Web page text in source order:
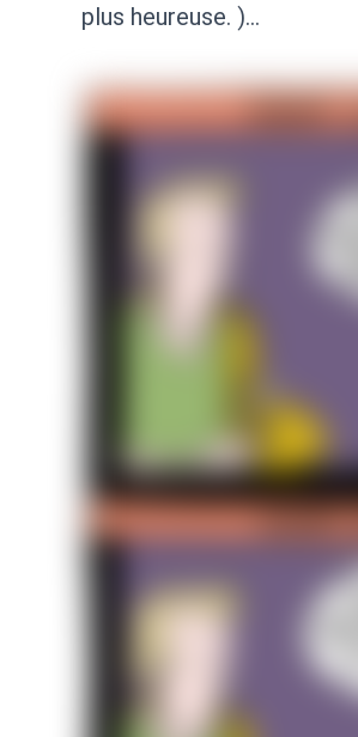
plus heureuse. )…